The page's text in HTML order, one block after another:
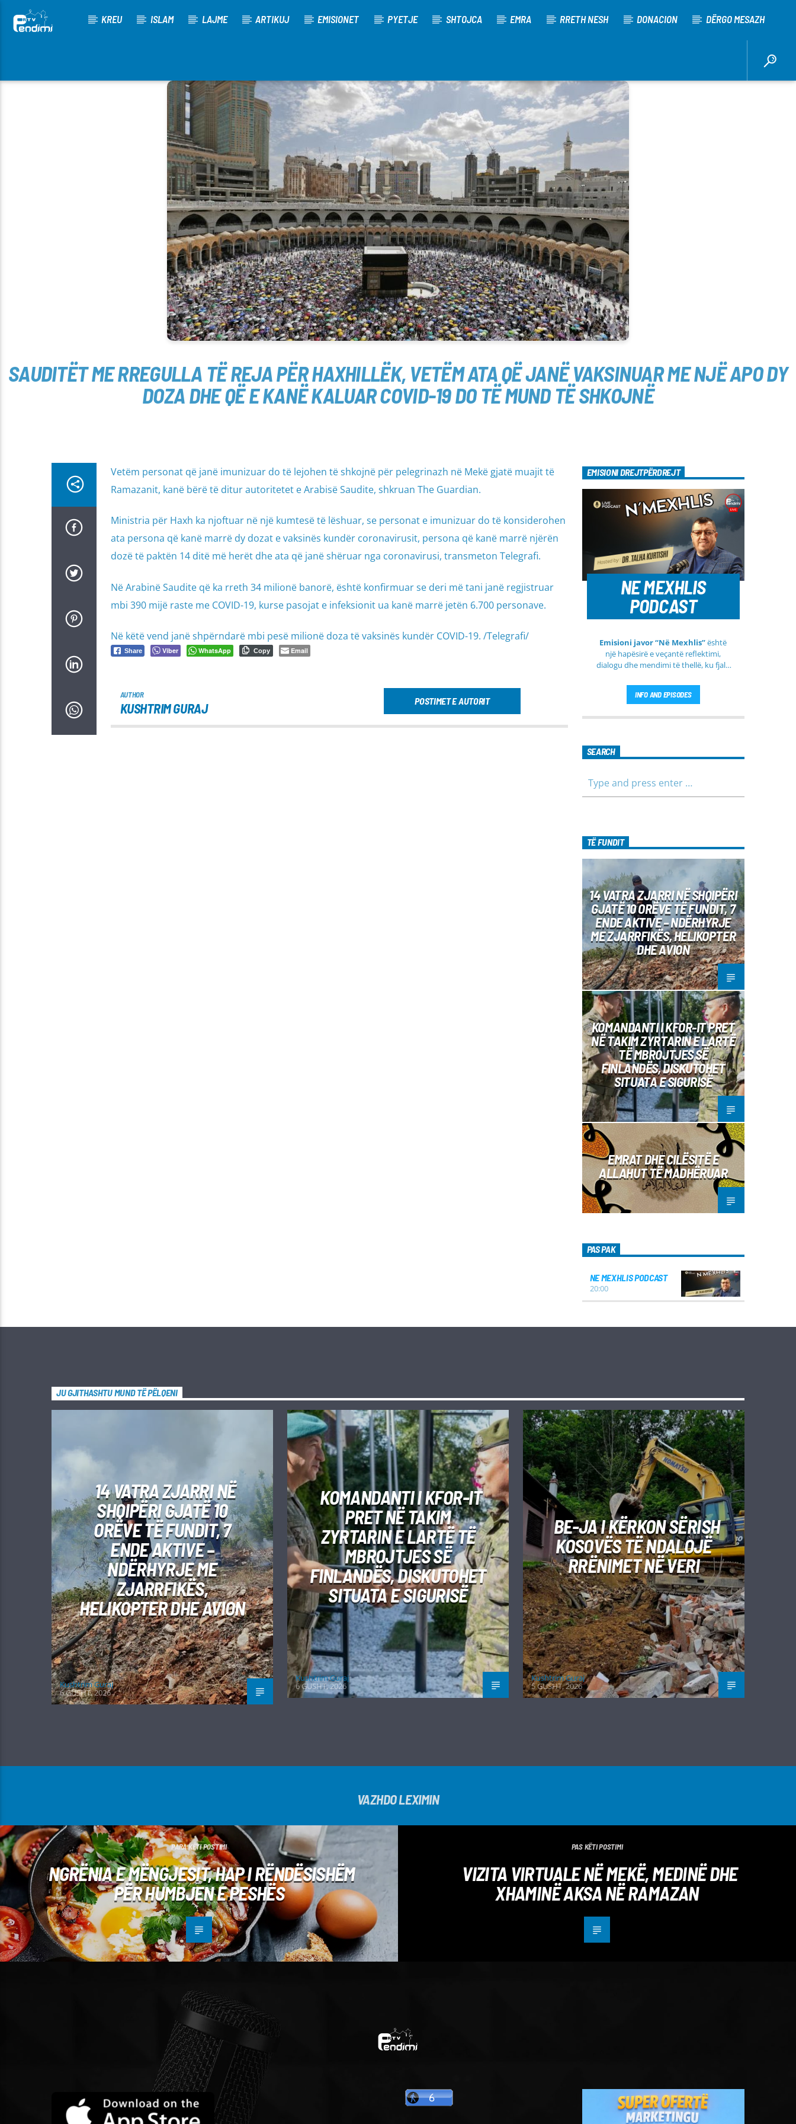
KREU ISLAM LAJME ARTIKUJ EMISIONET PYETJE SHTOJCA EMRA RRETH NESH DONACION DËRGO MESAZH
[There are no radio stations in the database]
SAUDITËT ME RREGULLA TË REJA PËR HAXHILLËK, VETËM ATA QË JANË VAKSINUAR ME NJË APO DY
DOZA DHE QË E KANË KALUAR COVID-19 DO TË MUND TË SHKOJNË
Vetëm personat që janë imunizuar do të lejohen të shkojnë për pelegrinazh në Mekë gjatë muajit të
Ramazanit, kanë bërë të ditur autoritetet e Arabisë Saudite, shkruan The Guardian.
Ministria për Haxh ka njoftuar në një kumtesë të lëshuar, se personat e imunizuar do të konsiderohen
ata persona që kanë marrë dy dozat e vaksinës kundër coronavirusit, persona që kanë marrë njërën
dozë të paktën 14 ditë më herët dhe ata që janë shëruar nga coronavirusi, transmeton Telegrafi.
Në Arabinë Saudite që ka rreth 34 milionë banorë, është konfirmuar se deri më tani janë regjistruar
mbi 390 mijë raste me COVID-19, kurse pasojat e infeksionit ua kanë marrë jetën 6.700 personave.
Në këtë vend janë shpërndarë mbi pesë milionë doza të vaksinës kundër COVID-19. /Telegrafi/
Share Viber WhatsApp Copy Email
AUTHOR
KUSHTRIM GURAJ POSTIMET E AUTORIT
EMISIONI DREJTPËRDREJT
NE MEXHLIS
PODCAST
Emisioni javor “Në Mexhlis”është
një hapësirë e veçantë reflektimi,
dialogu dhe mendimi të thellë, ku fjala
kuptim të veçantë. Ky emision
transmetohetdrejtpërdrejt çdo të
formë komunikimi të hapur, të qetë
INFO AND EPISODES
SEARCH
TË FUNDIT
14 VATRA ZJARRI NË SHQIPËRI
GJATË 10 ORËVE TË FUNDIT, 7
ENDE AKTIVE – NDËRHYRJE
ME ZJARRFIKËS, HELIKOPTER
DHE AVION
KOMANDANTI I KFOR-IT PRET
NË TAKIM ZYRTARIN E LARTË
TË MBROJTJES SË
FINLANDËS, DISKUTOHET
SITUATA E SIGURISË
EMRAT DHE CILËSITË E
ALLAHUT TË MADHËRUAR
PAS PAK
NE MEXHLIS PODCAST
20:00
JU GJITHASHTU MUND TË PËLQENI
14 VATRA ZJARRI NË
SHQIPËRI GJATË 10
ORËVE TË FUNDIT, 7
ENDE AKTIVE –
NDËRHYRJE ME
ZJARRFIKËS,
HELIKOPTER DHE AVION
Kushtrim Guraj
6 GUSHT, 2026
KOMANDANTI I KFOR-IT
PRET NË TAKIM
ZYRTARIN E LARTË TË
MBROJTJES SË
FINLANDËS, DISKUTOHET
SITUATA E SIGURISË
Kushtrim Guraj
6 GUSHT, 2026
BE-JA I KËRKON SËRISH
KOSOVËS TË NDALOJË
RRËNIMET NË VERI
Kushtrim Guraj
5 GUSHT, 2026
VAZHDO LEXIMIN
PARA KËTI POSTIMI
NGRËNIA E MËNGJESIT, HAP I RËNDËSISHËM
PËR HUMBJEN E PESHËS
PAS KËTI POSTIMI
VIZITA VIRTUALE NË MEKË, MEDINË DHE
XHAMINË AKSA NË RAMAZAN